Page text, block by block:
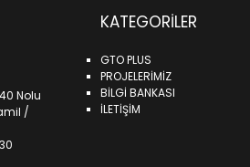
Nolu
/
KATEGORILER
GTO PLUS
PROJELERİMİZ
BİLGİ BANKASI
İLETİŞİM